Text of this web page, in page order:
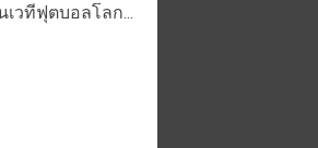
เวทีฟุตบอลโลก...